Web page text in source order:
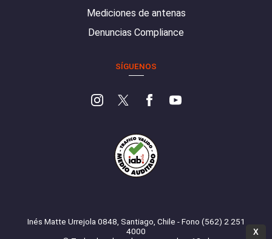
Mediciones de antenas
Denuncias Compliance
SÍGUENOS
Inés Matte Urrejola 0848, Santiago, Chile - Fono (562) 2 251
4000
X